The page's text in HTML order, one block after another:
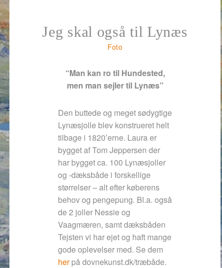
Jeg skal også til Lynæs
Foto
“Man kan ro til Hundested,
men man sejler til Lynæs”
Den buttede og meget sødygtige
Lynæsjolle blev konstrueret helt
tilbage i 1820’erne. Laura er
bygget af Tom Jeppersen der
har bygget ca. 100 Lynæsjoller
og -dæksbåde i forskellige
størrelser – alt efter køberens
behov og pengepung. Bl.a. også
de 2 joller Nessie og
Vaagmæren, samt dæksbåden
Tejsten vi har ejet og haft mange
gode oplevelser med. Se dem
herpå dovnekunst.dk/træbåde.